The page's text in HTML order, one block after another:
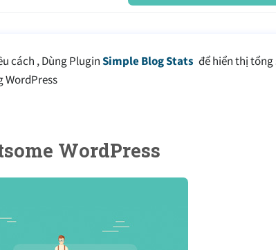
cách , Dùng PluginSimple Blog Stats để hiển thị tổng
WordPress
WordPress